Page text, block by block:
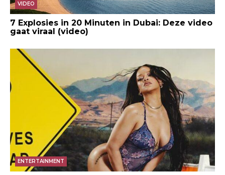
VIDEO
7 Explosies in 20 Minuten in Dubai: Deze video
gaat viraal (video)
ENTERTAINMENT